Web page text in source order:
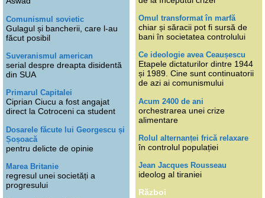
Comunismul sovietic
Gulagul și bancherii, care l-au
făcut posibil
Suveranismul american
serial despre dreapta disidentă
din SUA
Primarul Capitalei
Ciprian Ciucu a fost angajat
direct la Cotroceni ca student
Dosarele făcute lui Georgescu și
Șoșoacă
pentru delicte de opinie
Marea Britanie
regresul unei societăți a
progresului
Omul transformat în marfă
chiar și săracii pot fi sursă de
bani în societatea controlului
Ce ideologie avea Ceaușescu
Etapele dictaturilor dintre 1944
și 1989. Cine sunt continuatorii
de azi ai comunismului
Acum 2400 de ani
orchestrarea unei crize
alimentare
Rolul alternanței frică relaxare
în controlul populației
Jean Jacques Rousseau
ideolog al tiraniei
Război